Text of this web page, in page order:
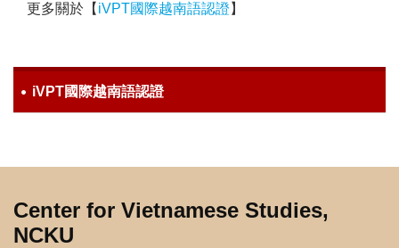
更多關於【 iVPT國際越南語認證 】
iVPT國際越南語認證
Center for Vietnamese Studies,
NCKU